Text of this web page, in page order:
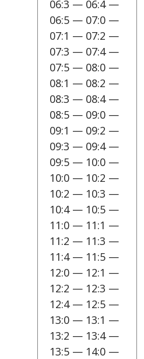
06:3 — 06:4 —
06:5 — 07:0 —
07:1 — 07:2 —
07:3 — 07:4 —
07:5 — 08:0 —
08:1 — 08:2 —
08:3 — 08:4 —
08:5 — 09:0 —
09:1 — 09:2 —
09:3 — 09:4 —
09:5 — 10:0 —
10:0 — 10:2 —
10:2 — 10:3 —
10:4 — 10:5 —
11:0 — 11:1 —
11:2 — 11:3 —
11:4 — 11:5 —
12:0 — 12:1 —
12:2 — 12:3 —
12:4 — 12:5 —
13:0 — 13:1 —
13:2 — 13:4 —
13:5 — 14:0 —